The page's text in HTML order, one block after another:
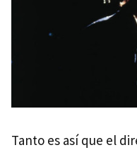
Tanto es así que el